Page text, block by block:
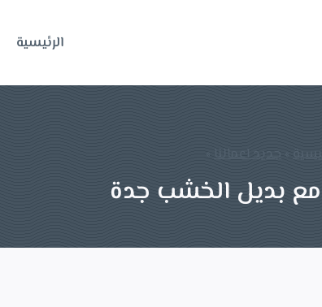
الرئيسية
» جديد اعمالنا »
مع بديل الخشب جدة